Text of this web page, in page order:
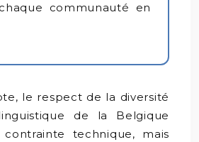
communauté en
le respect de la diversité
de la Belgique
contrainte technique, mais